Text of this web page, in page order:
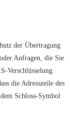
der Übertragung
Anfragen, die Sie
Verschlüsselung.
die Adresszeile des
Schloss-Symbol